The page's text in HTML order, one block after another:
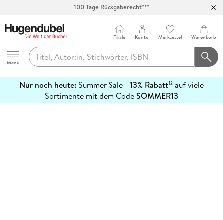
100 Tage Rückgaberecht***
Hugendubel
Menu
Filiale Konto Merkzettel Warenkorb
Nur noch heute: Summer Sale - 13% Rabatt12 auf viele
Sortimente mit dem CodeSOMMER13
erfahren